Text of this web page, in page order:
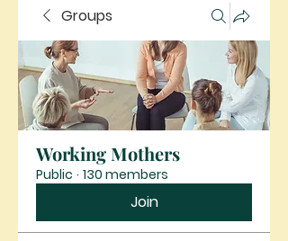
Groups
Working Mothers
Public · 130 members
Join